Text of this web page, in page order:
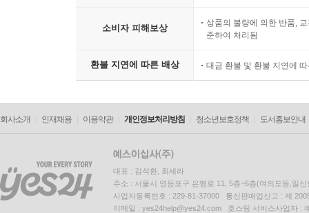
소비자 피해보상
상품의 불량에 의한 반품,
준하여 처리됨
환불 지연에 따른 배상 대금 환불 및 환불 지연에
회사소개 인재채용 이용약관 개인정보처리방침 청소년보호정책 도서홍보안내
대표 : 김석환, 최세라
주소 : 서울시 영등포구 은행로 11, 5층~6층(여의도동,일신
사업자등록번호 : 229-81-37000 통신판매업신고 : 제
이메일 : yes24help@yes24.com 호스팅 서비스사업자 :